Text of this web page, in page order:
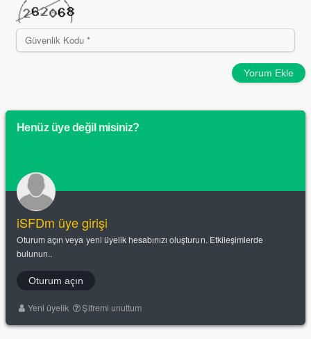
Yorum Ekle
Henüz üye değil misiniz?
iSFDm üye girişi
Oturum açın veya yeni üyelik hesabınızı oluşturun. Etkileşimlerde
bulunun..
Oturum açın
Yeni üyelik Şifremi unuttum